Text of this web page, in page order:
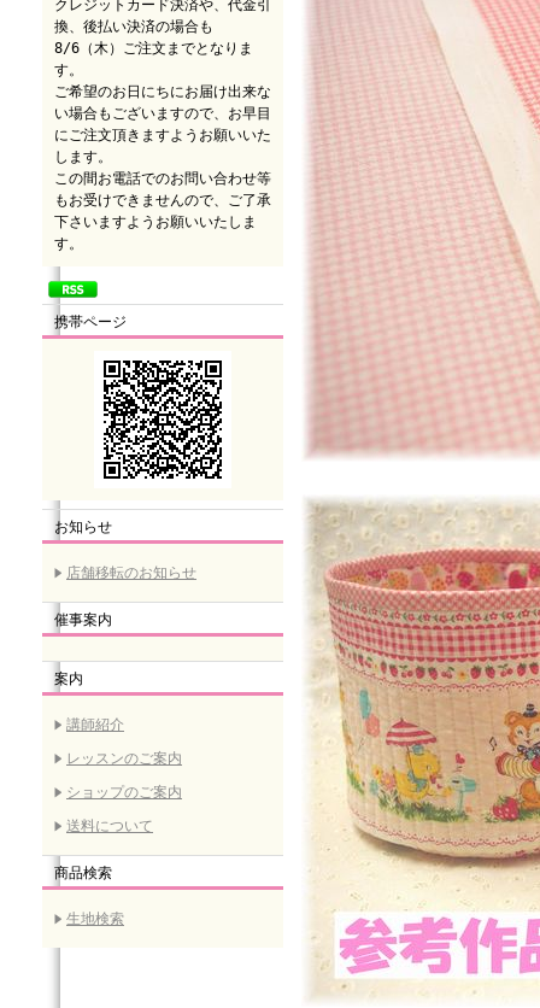
クレジットカード決済や、代金引
換、後払い決済の場合も
8/6（木）ご注文までとなりま
す。
ご希望のお日にちにお届け出来な
い場合もございますので、お早目
にご注文頂きますようお願いいた
します。
この間お電話でのお問い合わせ等
もお受けできませんので、ご了承
下さいますようお願いいたしま
す。
携帯ページ
お知らせ
店舗移転のお知らせ
催事案内
案内
講師紹介
レッスンのご案内
ショップのご案内
送料について
商品検索
生地検索